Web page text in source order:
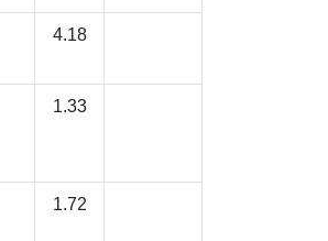
4.18
1.33
1.72